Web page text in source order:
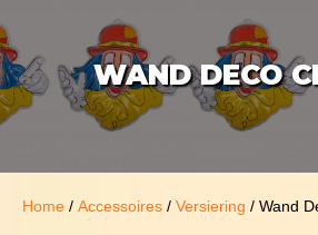
WAND DECO
Home / Accessoires / Versiering / Wand